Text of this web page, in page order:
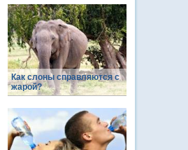
Как слоны справляются с
жарой?